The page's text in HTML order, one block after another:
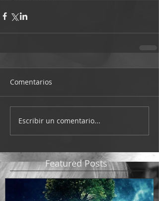
Comentarios
Escribir un comentario...
Featured Posts